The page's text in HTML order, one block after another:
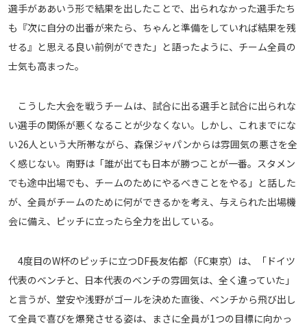
選手がああいう形で結果を出したことで、出られなかった選手たち
も『次に自分の出番が来たら、ちゃんと準備をしていれば結果を残
せる』と思える良い前例ができた」と語ったように、チーム全員の
士気も高まった。
こうした大会を戦うチームは、試合に出る選手と試合に出られな
い選手の関係が悪くなることが少なくない。しかし、これまでにな
い26人という大所帯ながら、森保ジャパンからは雰囲気の悪さを全
く感じない。南野は「誰が出ても日本が勝つことが一番。スタメン
でも途中出場でも、チームのためにやるべきことをやる」と話した
が、全員がチームのために何ができるかを考え、与えられた出場機
会に備え、ピッチに立ったら全力を出している。
4度目のW杯のピッチに立つDF長友佑都（FC東京）は、「ドイツ
代表のベンチと、日本代表のベンチの雰囲気は、全く違っていた」
と言うが、堂安や浅野がゴールを決めた直後、ベンチから飛び出し
て全員で喜びを爆発させる姿は、まさに全員が1つの目標に向かっ